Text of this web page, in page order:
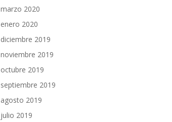
marzo 2020
enero 2020
diciembre 2019
noviembre 2019
octubre 2019
septiembre 2019
agosto 2019
julio 2019